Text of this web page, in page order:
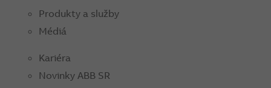
Produkty a služby
Médiá
Kariéra
Novinky ABB SR